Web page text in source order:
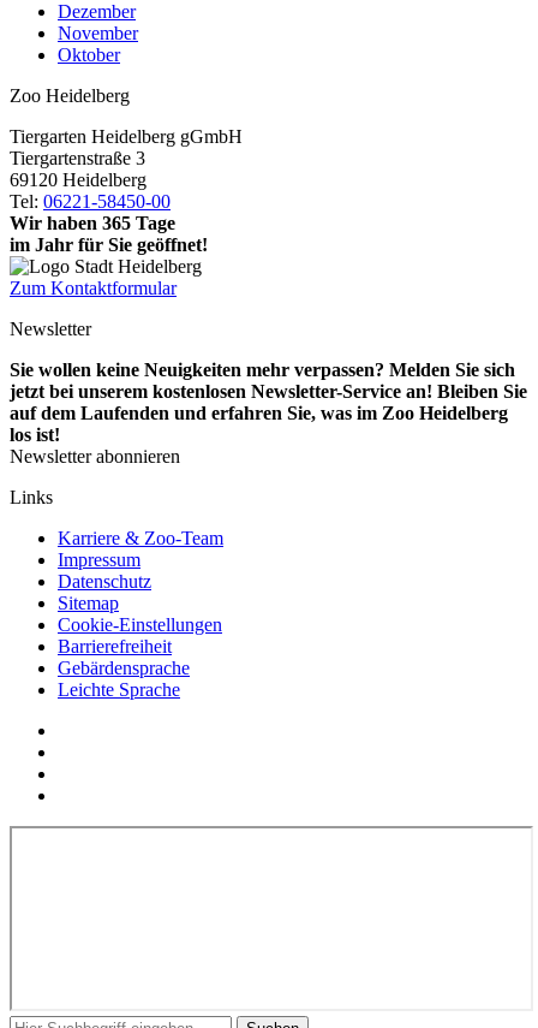
Dezember
November
Oktober
Zoo Heidelberg
Tiergarten Heidelberg gGmbH
Tiergartenstraße 3
69120 Heidelberg
Tel: 06221-58450-00
Wir haben 365 Tage
im Jahr für Sie geöffnet!
Zum Kontaktformular
Newsletter
Sie wollen keine Neuigkeiten mehr verpassen? Melden Sie sich
jetzt bei unserem kostenlosen Newsletter-Service an! Bleiben Sie
auf dem Laufenden und erfahren Sie, was im Zoo Heidelberg
los ist!
Newsletter abonnieren
Links
Karriere & Zoo-Team
Impressum
Datenschutz
Sitemap
Cookie-Einstellungen
Barrierefreiheit
Gebärdensprache
Leichte Sprache
Social
Media